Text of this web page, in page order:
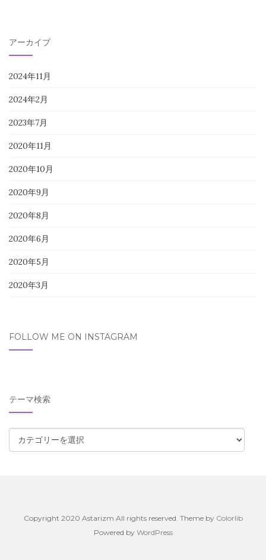
アーカイブ
2024年11月
2024年2月
2023年7月
2020年11月
2020年10月
2020年9月
2020年8月
2020年6月
2020年5月
2020年3月
FOLLOW ME ON INSTAGRAM
テーマ検索
ー
Copyright 2020 Astarizm All rights reserved. Theme by Colorlib
Powered by WordPress